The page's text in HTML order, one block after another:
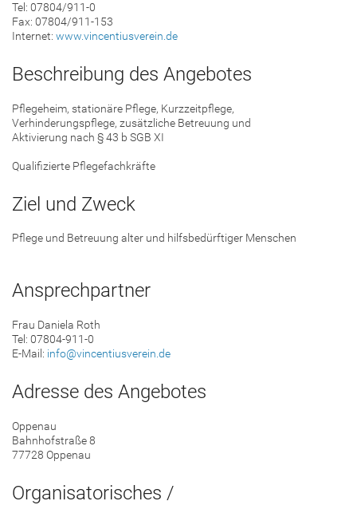
Tel: 07804/911-0
Fax: 07804/911-153
Internet: www.vincentiusverein.de
Beschreibung des Angebotes
Pflegeheim, stationäre Pflege, Kurzzeitpflege,
Verhinderungspflege, zusätzliche Betreuung und
Aktivierung nach § 43 b SGB XI
Qualifizierte Pflegefachkräfte
Ziel und Zweck
Pflege und Betreuung alter und hilfsbedürftiger Menschen
Ansprechpartner
Frau Daniela Roth
Tel: 07804-911-0
E-Mail: info@vincentiusverein.de
Adresse des Angebotes
Oppenau
Bahnhofstraße 8
77728 Oppenau
Organisatorisches /